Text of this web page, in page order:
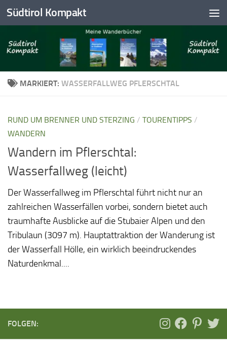
Skip to content
Südtirol Kompakt
MARKIERT: WASSERFALLWEG PFLERSCHTAL
RUND UM BRENNER UND STERZING / TOURENTIPPS /
WANDERN
Wandern im Pflerschtal:
Wasserfallweg (leicht)
Der Wasserfallweg im Pflerschtal führt nicht nur an
zahlreichen Wasserfällen vorbei, sondern bietet auch
traumhafte Ausblicke auf die Stubaier Alpen und den
Tribulaun (3097 m). Hauptattraktion der Wanderung ist
der Wasserfall Hölle, ein wirklich beeindruckendes
Naturdenkmal....
FOLGEN: